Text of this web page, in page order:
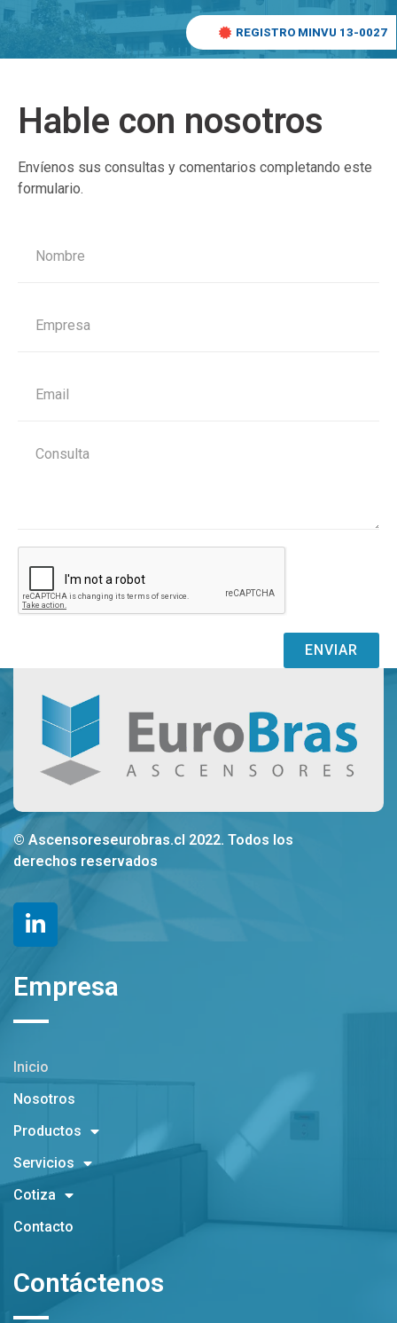
REGISTRO MINVU 13-0027
Hable con nosotros
Envíenos sus consultas y comentarios completando este
formulario.
ENVIAR
© Ascensoreseurobras.cl 2022. Todos los
derechos reservados
Empresa
Inicio
Nosotros
Productos
Servicios
Cotiza
Contacto
Contáctenos